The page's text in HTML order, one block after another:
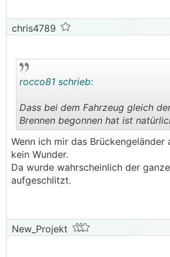
chris4789
..
rocco81 schrieb:
Dass bei dem Fahrzeug gleich
Brennen begonnen hat ist
Wenn ich mir das Brückengeländer
kein Wunder.
Da wurde wahrscheinlich der
aufgeschlitzt.
New_Projekt